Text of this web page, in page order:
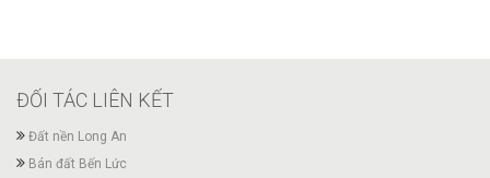
ĐỐI TÁC LIÊN KẾT
Đất nền Long An
Bán đất Bến Lức